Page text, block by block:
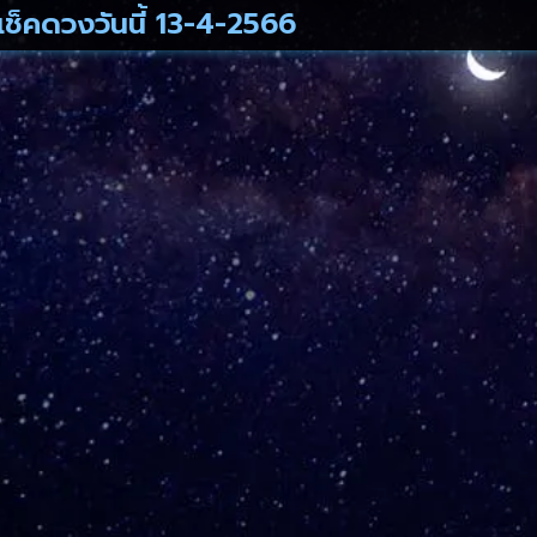
ช็คดวงวันนี้ 13-4-2566